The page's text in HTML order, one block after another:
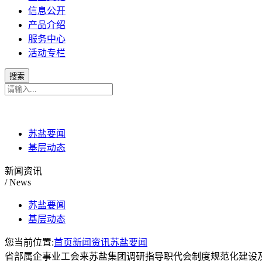
信息公开
产品介绍
服务中心
活动专栏
苏盐要闻
基层动态
新闻资讯
/ News
苏盐要闻
基层动态
您当前位置:首页新闻资讯苏盐要闻
省部属企事业工会来苏盐集团调研指导职代会制度规范化建设